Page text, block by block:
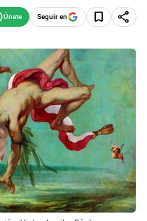
Seguir en